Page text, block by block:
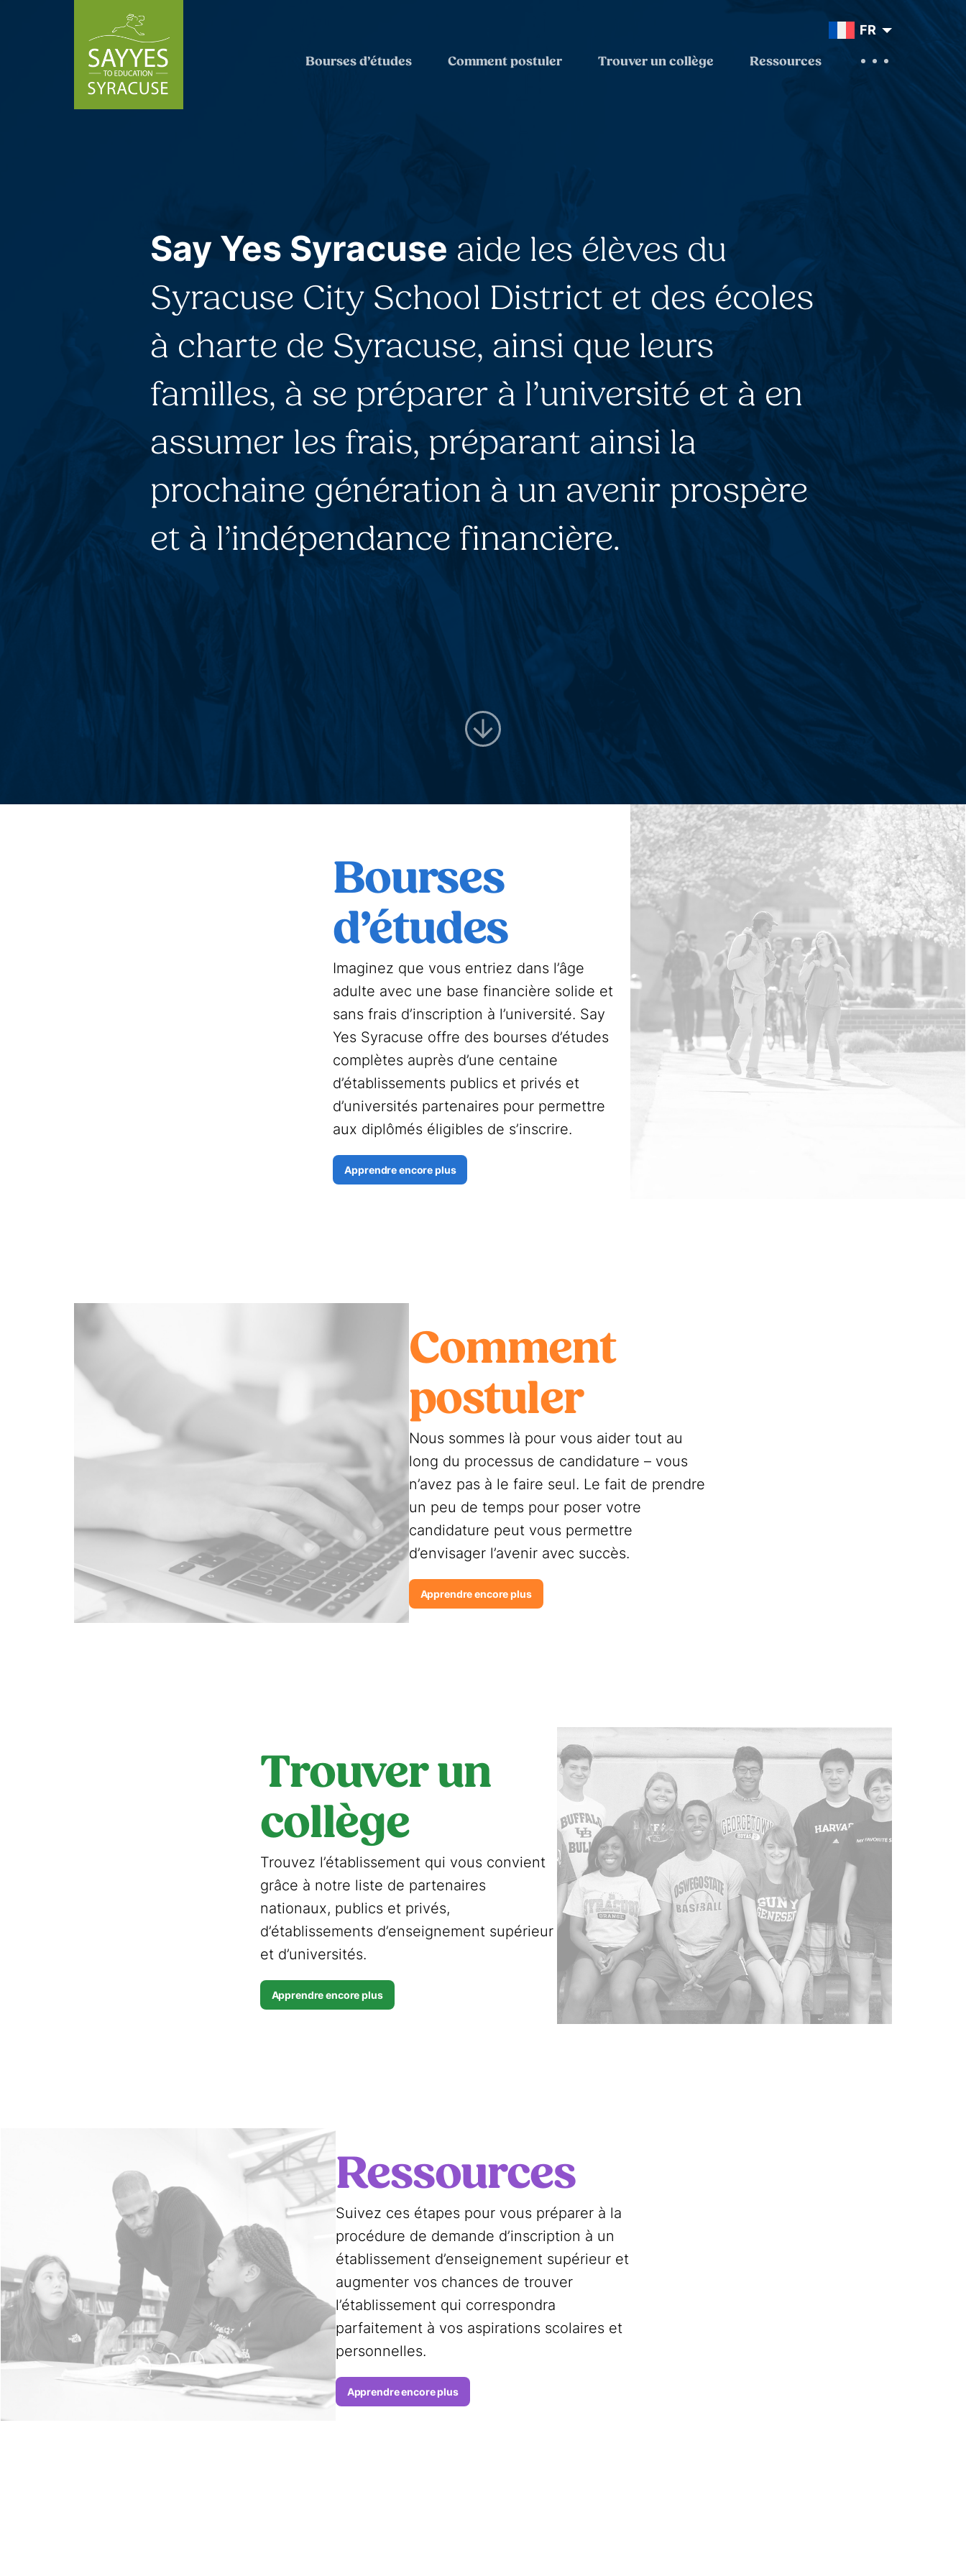
FR
Bourses d’études Comment postuler Trouver un collège Ressources
Say Yes Syracuse aide les élèves du
Syracuse City School District et des écoles
à charte de Syracuse, ainsi que leurs
familles, à se préparer à l’université et à en
assumer les frais, préparant ainsi la
prochaine génération à un avenir prospère
et à l’indépendance financière.
Scroll
Bourses
d’études
Imaginez que vous entriez dans l’âge
adulte avec une base financière solide et
sans frais d’inscription à l’université. Say
Yes Syracuse offre des bourses d’études
complètes auprès d’une centaine
d’établissements publics et privés et
d’universités partenaires pour permettre
aux diplômés éligibles de s’inscrire.
Apprendre encore plus
Comment
postuler
Nous sommes là pour vous aider tout au
long du processus de candidature – vous
n’avez pas à le faire seul. Le fait de prendre
un peu de temps pour poser votre
candidature peut vous permettre
d’envisager l’avenir avec succès.
Apprendre encore plus
Trouver un
collège
Trouvez l’établissement qui vous convient
grâce à notre liste de partenaires
nationaux, publics et privés,
d’établissements d’enseignement supérieur
et d’universités.
Apprendre encore plus
Ressources
Suivez ces étapes pour vous préparer à la
procédure de demande d’inscription à un
établissement d’enseignement supérieur et
augmenter vos chances de trouver
l’établissement qui correspondra
parfaitement à vos aspirations scolaires et
personnelles.
Apprendre encore plus